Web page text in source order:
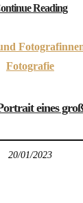
Reading
Fotografie
eines
20/01/2023